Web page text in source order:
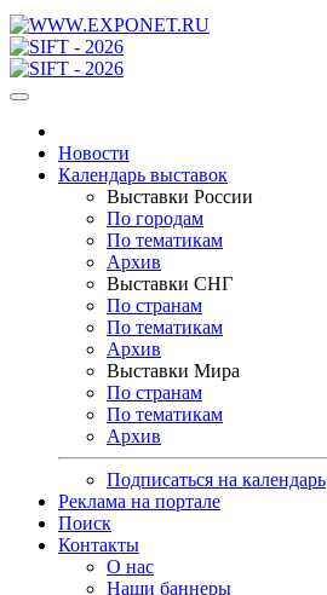
Новости
Календарь выставок
Выставки России
По городам
По тематикам
Архив
Выставки СНГ
По странам
По тематикам
Архив
Выставки Мира
По странам
По тематикам
Архив
Подписаться на календарь
Реклама на портале
Поиск
Контакты
О нас
Наши баннеры